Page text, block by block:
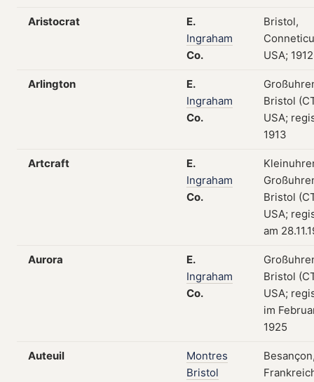
Aristocrat
E.
Ingraham
Co.
Bristol,
USA;
Arlington
E.
Ingraham
Co.
Bristol
USA;
1913
Artcraft
E.
Ingraham
Co.
Bristol
USA;
am
Aurora
E.
Ingraham
Co.
Bristol
USA;
im
1925
Auteuil
Montres
Bristol